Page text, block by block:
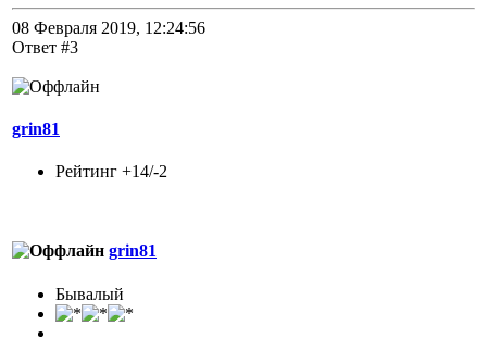
08 Февраля 2019, 12:24:56
Ответ #3
grin81
Рейтинг +14/-2
grin81
Бывалый